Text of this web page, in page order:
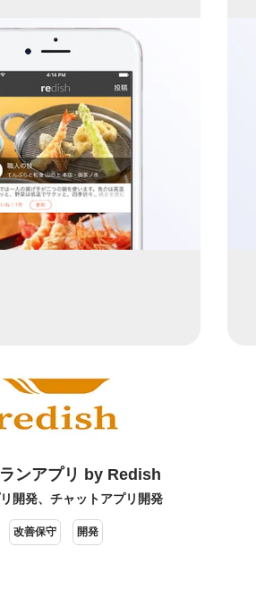
ンアプリ by Redish
開発、チャットアプリ開発
改善保守 開発